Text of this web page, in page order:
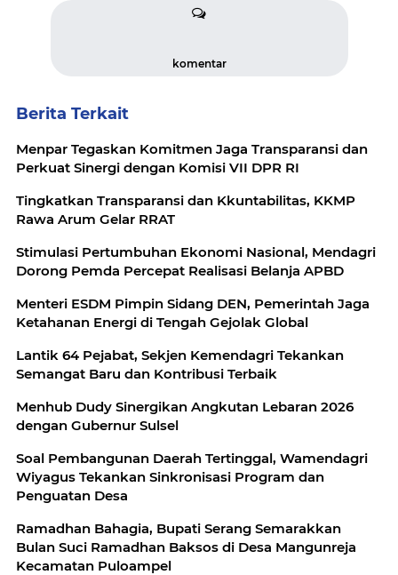
komentar
Berita Terkait
Menpar Tegaskan Komitmen Jaga Transparansi dan
Perkuat Sinergi dengan Komisi VII DPR RI
Tingkatkan Transparansi dan Kkuntabilitas, KKMP
Rawa Arum Gelar RRAT
Stimulasi Pertumbuhan Ekonomi Nasional, Mendagri
Dorong Pemda Percepat Realisasi Belanja APBD
Menteri ESDM Pimpin Sidang DEN, Pemerintah Jaga
Ketahanan Energi di Tengah Gejolak Global
Lantik 64 Pejabat, Sekjen Kemendagri Tekankan
Semangat Baru dan Kontribusi Terbaik
Menhub Dudy Sinergikan Angkutan Lebaran 2026
dengan Gubernur Sulsel
Soal Pembangunan Daerah Tertinggal, Wamendagri
Wiyagus Tekankan Sinkronisasi Program dan
Penguatan Desa
Ramadhan Bahagia, Bupati Serang Semarakkan
Bulan Suci Ramadhan Baksos di Desa Mangunreja
Kecamatan Puloampel